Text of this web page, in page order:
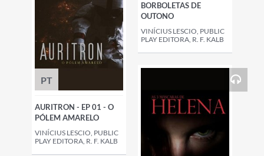
PT
AURITRON - EP 01 - O
PÓLEM AMARELO
VINÍCIUS LESCIO, PUBLIC
PLAY EDITORA, R. F. KALB
BORBOLETAS DE
OUTONO
VINÍCIUS LESCIO, PUBLIC
PLAY EDITORA, R. F. KALB